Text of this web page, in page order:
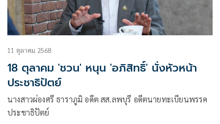
11 ตุลาคม 2568
18 ตุลาคม 'ชวน' หนุน 'อภิสิทธิ์' นั่งหัวหน้า
ประชาธิปัตย์
นางสาวผ่องศรี ธาราภูมิ อดีต สส.ลพบุรี อดีตนายทะเบียนพรรค
ประชาธิปัตย์